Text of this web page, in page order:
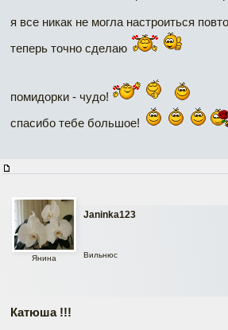
я все никак не могла настроиться
теперь точно сделаю
помидорки - чудо!
спасибо тебе большое!
Janinka123
Янина Вильнюс
Катюша !!!